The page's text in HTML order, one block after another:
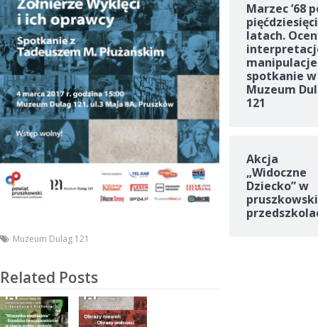
Muzeum Dulag 121
Related Posts
Marzec ’68
latach.
spotkanie w
Muzeum
121
Akcja
„Widoczne
Dziecko” w